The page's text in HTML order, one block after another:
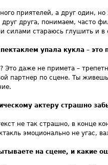
приятелей, а друг один,
друг друга, понимаем, часто
силами стараюсь глушить и в
упала кукла – это
Это даже не примета –
партнер по сцене. Ты
актеру страшно
не так страшно, в конце
эмоционально не угас,
на сцене, и какие